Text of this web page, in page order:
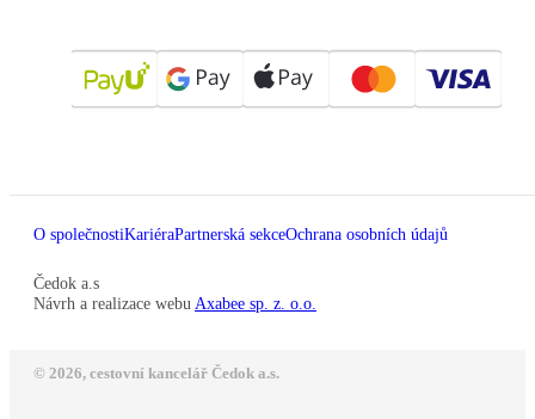
O společnostiKariéraPartnerská sekceOchrana osobních údajů
Čedok a.s
Návrh a realizace webu Axabee sp. z. o.o.
© 2026, cestovní kancelář Čedok a.s.